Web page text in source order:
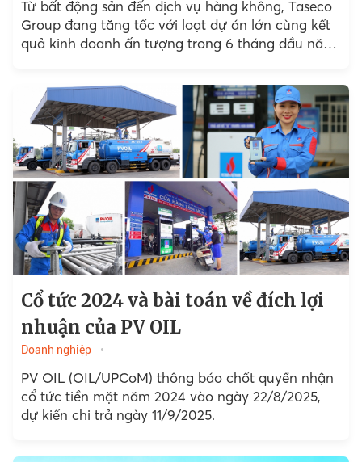
Từ bất động sản đến dịch vụ hàng không, Taseco
Group đang tăng tốc với loạt dự án lớn cùng kết
quả kinh doanh ấn tượng trong 6 tháng đầu năm
Cổ tức 2024 và bài toán về đích lợi
nhuận của PV OIL
Doanh nghiệp
PV OIL (OIL/UPCoM) thông báo chốt quyền nhận
cổ tức tiền mặt năm 2024 vào ngày 22/8/2025,
dự kiến chi trả ngày 11/9/2025.